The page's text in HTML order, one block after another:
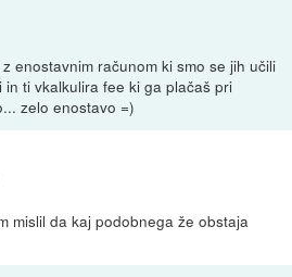
enostavnim računom ki smo se jih učili
ti vkalkulira fee ki ga plačaš pri
zelo enostavo =)
mislil da kaj podobnega že obstaja